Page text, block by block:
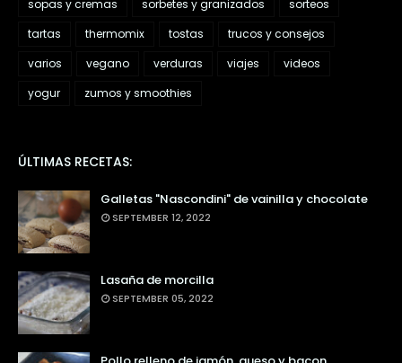
sopas y cremas
sorbetes y granizados
sorteos
tartas
thermomix tostas
trucos y consejos
varios
vegano verduras viajes
videos
yogur
zumos y smoothies
ÚLTIMAS RECETAS:
Galletas "Nascondini" de vainilla y chocolate
SEPTEMBER 12, 2022
Lasaña de morcilla
SEPTEMBER 05, 2022